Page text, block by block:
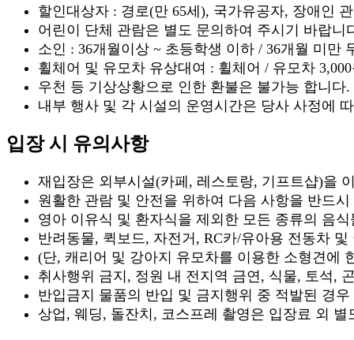
할인대상자 : 경로(만 65세), 국가유공자, 장애인
어린이 단체 관람은 별도 문의하여 주시기 바랍
소인 : 36개월이상 ~ 초등학생 이하 / 36개월 미만
휠체어 및 유모차 유상대여 : 휠체어 / 유모차
우천 등 기상상황으로 인한 환불은 불가능 합니다.
내부 행사 및 각 시설의 운영시간은 당사 사정에
입장 시 유의사항
재입장은 외부시설(카페, 레스토랑, 기프트샵)을
원활한 관람 및 안전을 위하여 다음 사항을 반드
영아 이유식 및 환자식을 제외한 모든 종류의 음
반려동물, 퀵보드, 자전거, RC카/유아용 전동차
(단, 캐리어 및 강아지 유모차를 이용한 소형견에
취사행위 금지, 정원 내 전지역 금연, 식물, 토석,
반입금지 물품의 반입 및 금지행위 중 적발된 경
상업, 웨딩, 돌잔치, 코스프레 촬영은 입장료 외